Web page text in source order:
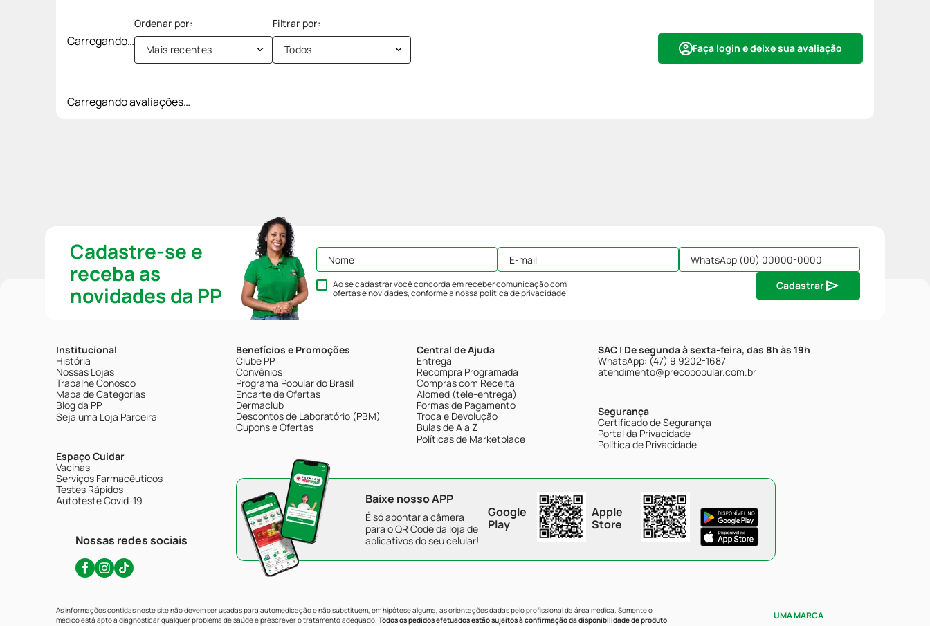
Carregando… Faça login e deixe sua avaliação
Mais recentes Todos
Carregando avaliações…
Cadastre-se e
receba as
novidades da PP
Ao se cadastrar você concorda em receber comunicação com
ofertas e novidades, conforme a nossapolítica de privacidade.
Cadastrar
Institucional
História
Nossas Lojas
Trabalhe Conosco
Mapa de Categorias
Blog da PP
Seja uma Loja Parceira
Espaço Cuidar
Vacinas
Serviços Farmacêuticos
Testes Rápidos
Autoteste Covid-19
Nossas redes sociais
Benefícios e Promoções
Clube PP
Convênios
Programa Popular do Brasil
Encarte de Ofertas
Dermaclub
Descontos de Laboratório (PBM)
Cupons e Ofertas
Central de Ajuda
Entrega
Recompra Programada
Compras com Receita
Alomed (tele-entrega)
Formas de Pagamento
Troca e Devolução
Bulas de A a Z
Políticas de Marketplace
SAC | De segunda à sexta-feira, das 8h às 19h
WhatsApp: (47) 9 9202-1687
atendimento@precopopular.com.br
Segurança
Certificado de Segurança
Portal da Privacidade
Política de Privacidade
Baixe nosso APP
É só apontar a câmera
para o QR Code da loja de
aplicativos do seu celular!
Google
Play
Apple
Store
As informações contidas neste site não devem ser usadas para automedicação e não substituem, em hipótese alguma, as orientações dadas pelo profissional da área médica. Somente o
médico está apto a diagnosticar qualquer problema de saúde e prescrever o tratamento adequado. Todos os pedidos efetuados estão sujeitos à confirmação da disponibilidade de produto
UMA MARCA